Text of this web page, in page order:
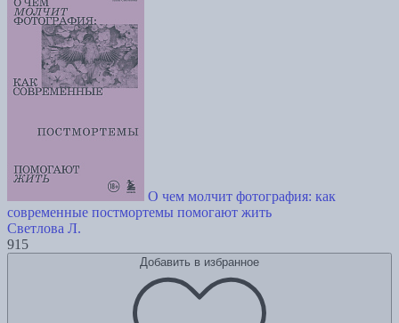
О чем молчит фотография: как
современные постмортемы помогают жить
Светлова Л.
915
Добавить в избранное